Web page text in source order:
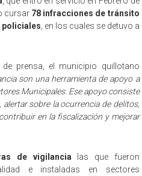
cursar 78 infracciones de tránsito
policiales , en los cuales se detuvo a
prensa, el municipio quillotano
son una herramienta de apoyo a
Municipales. Ese apoyo consiste
sobre la ocurrencia de delitos,
en la fiscalización y mejorar
de vigilancia las que fueron
e instaladas en sectores